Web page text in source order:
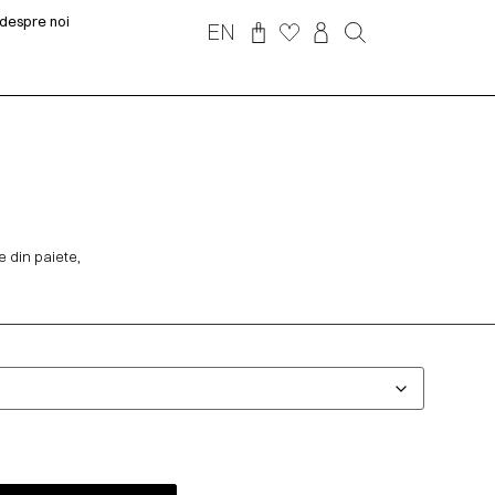
despre noi
EN
din paiete,